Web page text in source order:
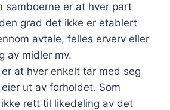
samboerne er at hver part
grad det ikke er etablert
avtale, felles erverv eller
av midler mv.
at hver enkelt tar med seg
ut av forholdet. Som
rett til likedeling av det